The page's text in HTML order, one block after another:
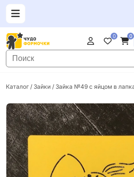
0 0
Каталог / Зайки / Зайка №49 с яйцом в